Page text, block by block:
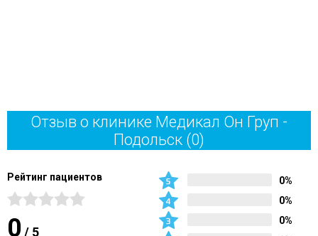
Отзыв о клинике Медикал Он Груп -
Подольск (0)
Рейтинг пациентов
0 / 5
0%
0%
0%